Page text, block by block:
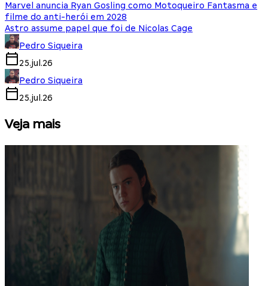
Marvel anuncia Ryan Gosling como Motoqueiro Fantasma e
filme do anti-herói em 2028
Astro assume papel que foi de Nicolas Cage
Pedro Siqueira
25.jul.26
Pedro Siqueira
25.jul.26
Veja mais